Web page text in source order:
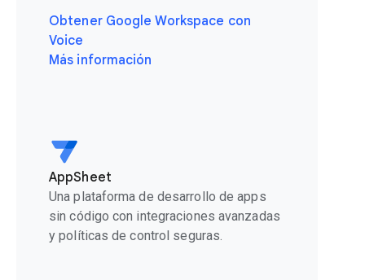
Obtener Google Workspace con
Voice
Más información
AppSheet
Una plataforma de desarrollo de apps
sin código con integraciones avanzadas
y políticas de control seguras.